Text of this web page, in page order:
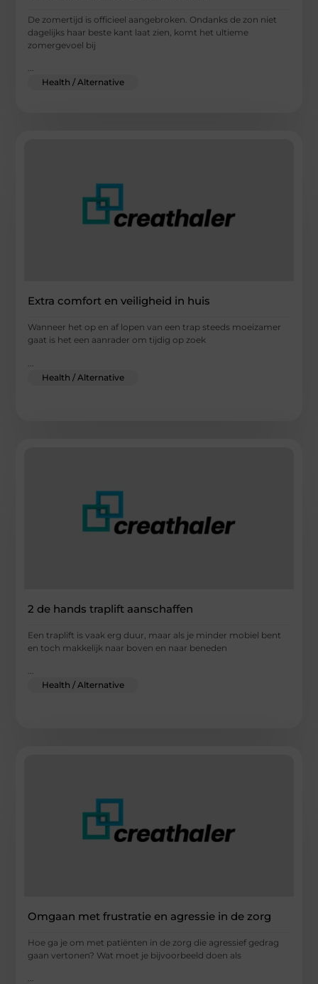
De zomertijd is officieel aangebroken. Ondanks de zon niet
dagelijks haar beste kant laat zien, komt het ultieme
zomergevoel bij
...
Health / Alternative
Extra comfort en veiligheid in huis
Wanneer het op en af lopen van een trap steeds moeizamer
gaat is het een aanrader om tijdig op zoek
Health / Alternative
2 de hands traplift aanschaffen
Een traplift is vaak erg duur, maar als je minder mobiel bent
en toch makkelijk naar boven en naar beneden
...
Health / Alternative
Omgaan met frustratie en agressie in de zorg
Hoe ga je om met patiënten in de zorg die agressief gedrag
gaan vertonen? Wat moet je bijvoorbeeld doen als
...